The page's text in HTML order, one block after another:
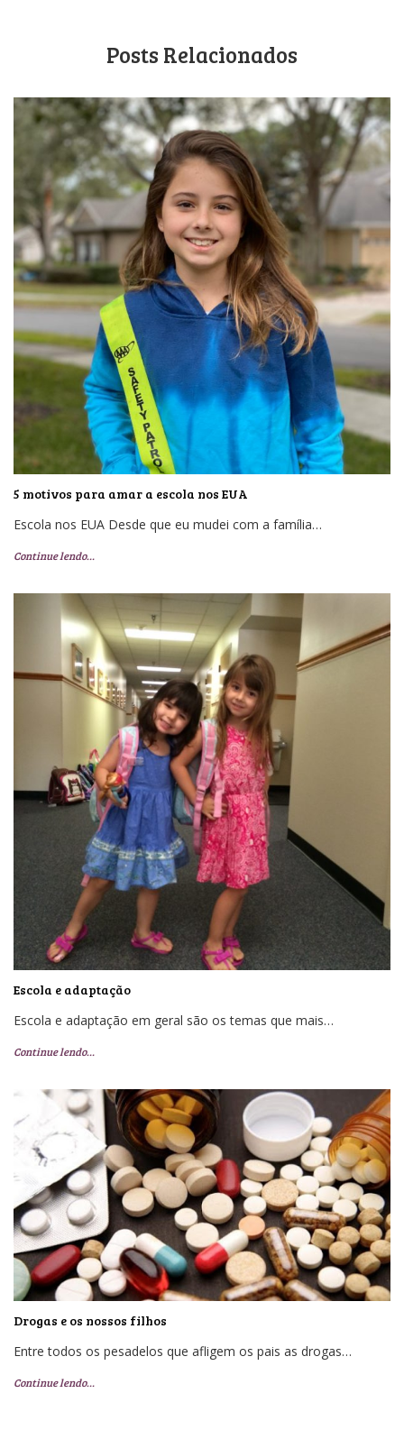
Posts Relacionados
5 motivos para amar a escola nos EUA
Escola nos EUA Desde que eu mudei com a família…
Continue lendo…
Escola e adaptação
Escola e adaptação em geral são os temas que mais…
Continue lendo…
Drogas e os nossos filhos
Entre todos os pesadelos que afligem os pais as drogas…
Continue lendo…